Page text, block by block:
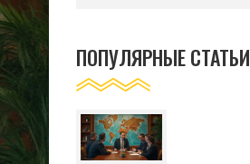
ПОПУЛЯРНЫЕ СТАТЬИ